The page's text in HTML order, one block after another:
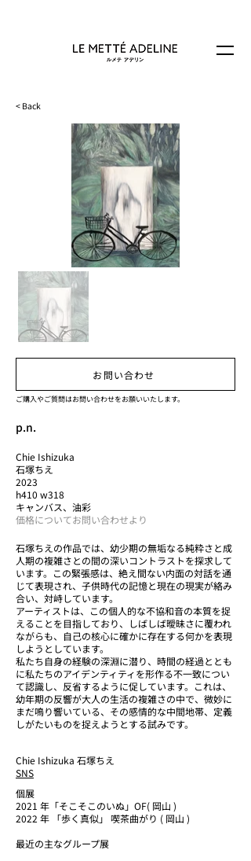
< Back
お問い合わせ
ご購入やご質問はお問い合わせをお願いいたします。
p.n.
Chie Ishizuka
石塚ちえ
2023
h410 w318
キャンバス、油彩
価格についてお問い合わせより
石塚ちえの作品では、幼少期の無垢なる純粋さと成
人期の複雑さとの間の深いコントラストを探求して
います。この緊張感は、絶え間ない内面の対話を通
じて表現され、子供時代の記憶と現在の現実が絡み
合い、対峙しています。
アーティストは、この個人的な不協和音の本質を捉
えることを目指しており、しばしば曖昧さに覆われ
ながらも、自己の核心に確かに存在する何かを表現
しようとしています。
私たち自身の経験の深淵に潜り、時間の経過ととも
に私たちのアイデンティティを形作る不一致につい
て認識し、反省するように促しています。これは、
幼年期の反響が大人の生活の複雑さの中で、微妙に
まだ鳴り響いている、その感情的な中間地帯、定義
しがたいものを捉えようとする試みです。
Chie Ishizuka 石塚ちえ
SNS
個展
2021 年「そこそこのいぬ」OF( 岡山 )
2022 年 「歩く真似」 喫茶曲がり ( 岡山 )
最近の主なグループ展